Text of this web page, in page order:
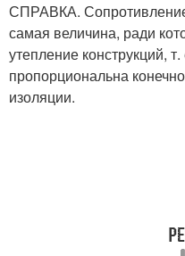
СПРАВКА.
самая величина, ради
утепление конструкций,
пропорциональна
изоляции.